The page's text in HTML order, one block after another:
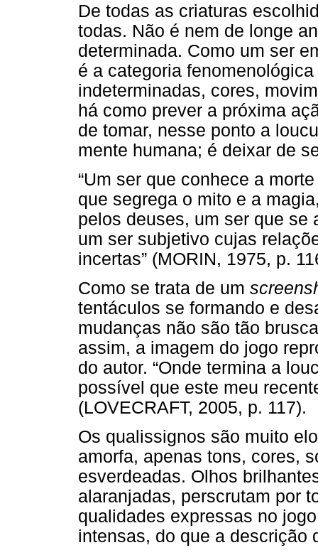
De todas as criaturas
todas. Não é nem de longe
determinada. Como um ser
é a categoria
indeterminadas, cores,
há como prever a próxima
de tomar, nesse ponto a
mente humana; é deixar de
“Um ser que conhece a
que segrega o mito e a
pelos deuses, um ser que se
um ser subjetivo cujas
incertas” (MORIN, 1975, p.
Como se trata de um
tentáculos se formando e
mudanças não são tão
assim, a imagem do jogo
do autor. “Onde termina a
possível que este meu
(LOVECRAFT, 2005, p. 117).
Os qualissignos são muito
amorfa, apenas tons, cores,
esverdeadas. Olhos
alaranjadas, perscrutam por
qualidades expressas no
intensas, do que a descrição